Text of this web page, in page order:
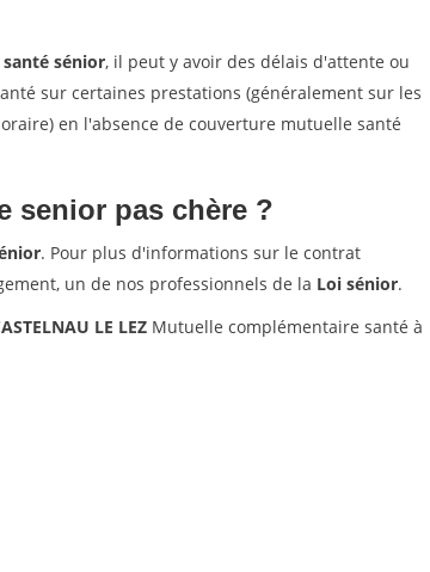
santé sénior, il peut y avoir des délais d'attente ou
sur certaines prestations (généralement sur les
en l'absence de couverture mutuelle santé
senior pas chère ?
. Pour plus d'informations sur le contrat
un de nos professionnels de la Loi sénior.
LE LEZ Mutuelle complémentaire santé à